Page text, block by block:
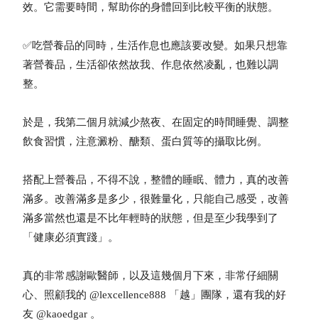
效。它需要時間，幫助你的身體回到比較平衡的狀態。
✅吃營養品的同時，生活作息也應該要改變。如果只想靠
著營養品，生活卻依然故我、作息依然凌亂，也難以調
整。
於是，我第二個月就減少熬夜、在固定的時間睡覺、調整
飲食習慣，注意澱粉、醣類、蛋白質等的攝取比例。
搭配上營養品，不得不說，整體的睡眠、體力，真的改善
滿多。改善滿多是多少，很難量化，只能自己感受，改善
滿多當然也還是不比年輕時的狀態，但是至少我學到了
「健康必須實踐」。
真的非常感謝歐醫師，以及這幾個月下來，非常仔細關
心、照顧我的 @lexcellence888 「越」團隊，還有我的好
友 @kaoedgar 。